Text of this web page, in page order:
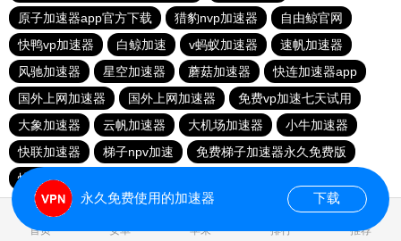
原子加速器app官方下载
猎豹nvp加速器
自由鲸官网
快鸭vp加速器
白鲸加速 v蚂蚁加速器
速帆加速器
风驰加速器
星空加速器 蘑菇加速器
快连加速器app
国外上网加速器
国外上网加速器
免费vp加速七天试用
大象加速器
云帆加速器 大机场加速器
小牛加速器
快联加速器
梯子npv加速
免费梯子加速器永久免费版
快连加速器app
首页 安卓 苹果 排行 推荐
永久免费使用的加速器 下载
0.032580s